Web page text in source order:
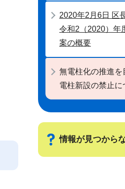
2020年2月6日 区
令和2（2020）年
案の概要
無電柱化の推進を
電柱新設の禁止に
情報が見つから